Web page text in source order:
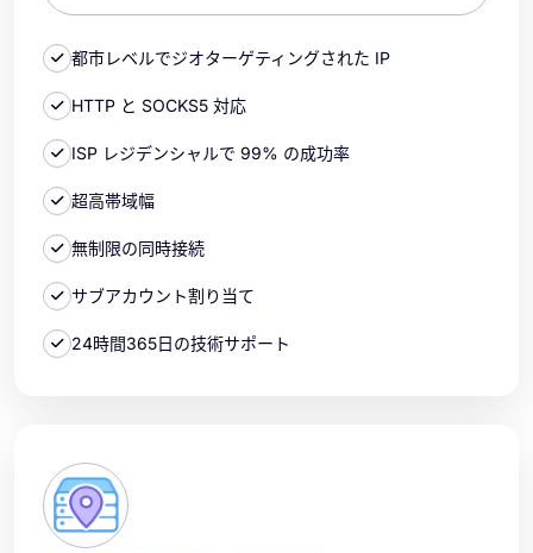
都市レベルでジオターゲティングされた IP
HTTP と SOCKS5 対応
ISP レジデンシャルで 99% の成功率
超高帯域幅
無制限の同時接続
サブアカウント割り当て
24時間365日の技術サポート